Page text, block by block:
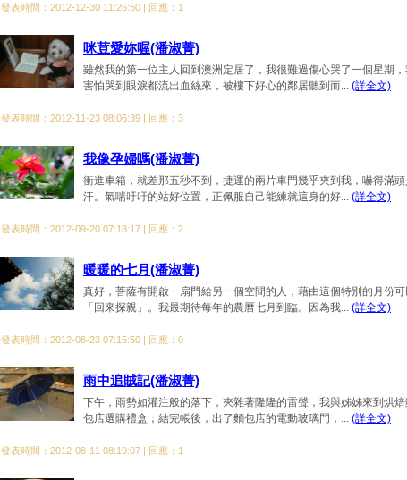
發表時間：2012-12-30 11:26:50 | 回應：1
咪荳愛妳喔(潘淑菁)
雖然我的第一位主人回到澳洲定居了，我很難過傷心哭了一個星期
害怕哭到眼淚都流出血絲來，被樓下好心的鄰居聽到而... (詳全文)
發表時間：2012-11-23 08:06:39 | 回應：3
我像孕婦嗎(潘淑菁)
衝進車箱，就差那五秒不到，捷運的兩片車門幾乎夾到我，嚇得滿頭
汗。氣喘吁吁的站好位置，正佩服自己能練就這身的好... (詳全文)
發表時間：2012-09-20 07:18:17 | 回應：2
暖暖的七月(潘淑菁)
真好，菩薩有開啟一扇門給另一個空間的人，藉由這個特別的月份可
「回來探親」。我最期待每年的農曆七月到臨。因為我... (詳全文)
發表時間：2012-08-23 07:15:50 | 回應：0
雨中追賊記(潘淑菁)
下午，雨勢如灌注般的落下，夾雜著隆隆的雷聲，我與姊姊來到烘
包店選購禮盒；結完帳後，出了麵包店的電動玻璃門，... (詳全文)
發表時間：2012-08-11 08:19:07 | 回應：1